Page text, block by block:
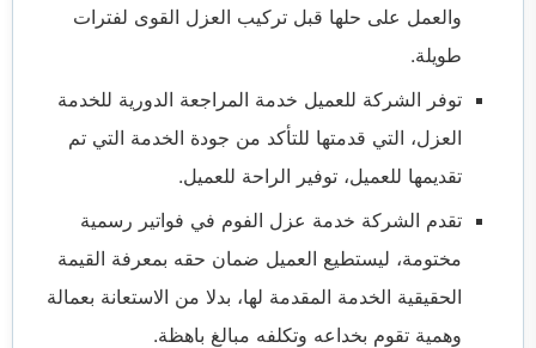
والعمل على حلها قبل تركيب العزل القوى لفترات
طويلة.
توفر الشركة للعميل خدمة المراجعة الدورية للخدمة
العزل، التي قدمتها للتأكد من جودة الخدمة التي تم
تقديمها للعميل، توفير الراحة للعميل.
تقدم الشركة خدمة عزل الفوم في فواتير رسمية
مختومة، ليستطيع العميل ضمان حقه بمعرفة القيمة
الحقيقية الخدمة المقدمة لها، بدلا من الاستعانة بعمالة
وهمية تقوم بخداعه وتكلفه مبالغ باهظة.